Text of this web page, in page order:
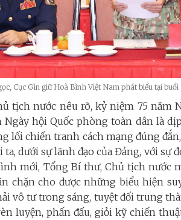
Cục Gìn giữ Hoà Bình Việt Nam phát biểu tại
tịch nước nêu rõ, kỷ niệm 75 năm
Ngày hội Quốc phòng toàn dân là
lối chiến tranh cách mạng đúng
ta, dưới sự lãnh đạo của Đảng, với sự
mới, Tổng Bí thư, Chủ tịch nước
chặn cho được những biểu hiện
vô tư trong sáng, tuyệt đối trung
luyện, phấn đấu, giỏi kỹ chiến